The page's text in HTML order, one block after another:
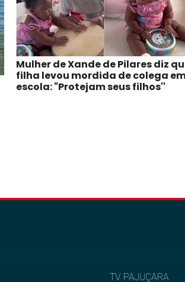
Mulher de Xande de Pilares diz
filha levou mordida de colega
escola: "Protejam seus filhos''
TV PAJUÇARA